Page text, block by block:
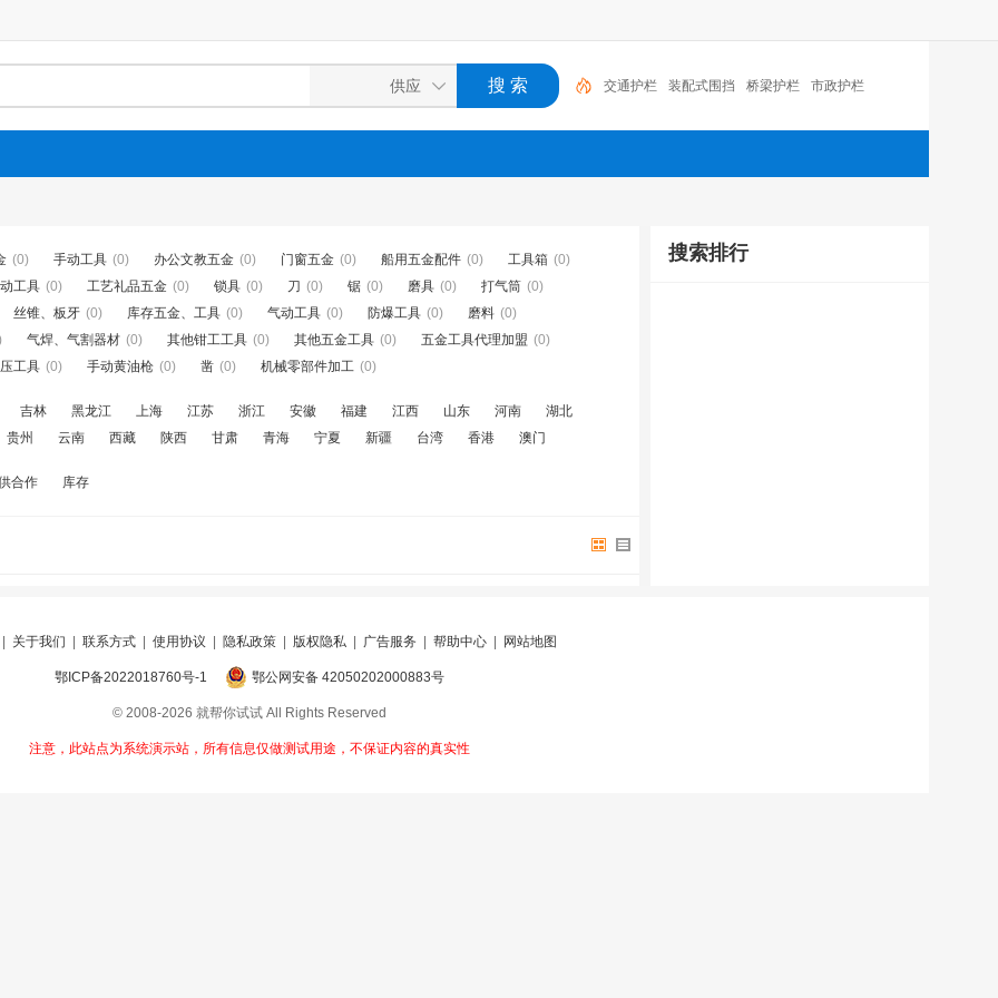
交通护栏 装配式围挡 桥梁护栏 市政护栏
(0) 手动工具 (0) 办公文教五金 (0) 门窗五金 (0) 船用五金配件 (0) 工具箱 (0)
工具 (0) 工艺礼品五金 (0) 锁具 (0) 刀 (0) 锯 (0) 磨具 (0) 打气筒 (0)
丝锥、板牙 (0) 库存五金、工具 (0) 气动工具 (0) 防爆工具 (0) 磨料 (0)
气焊、气割器材 (0) 其他钳工工具 (0) 其他五金工具 (0) 五金工具代理加盟 (0)
工具 (0) 手动黄油枪 (0) 凿 (0) 机械零部件加工 (0)
吉林 黑龙江 上海 江苏 浙江 安徽 福建 江西 山东 河南
湖北
贵州
云南 西藏 陕西 甘肃 青海 宁夏 新疆 台湾 香港 澳门
合作 库存
搜索排行
关于我们 联系方式 使用协议 隐私政策 版权隐私 广告服务 帮助中心 网站地图
鄂ICP备2022018760号-1 鄂公网安备 42050202000883号
© 2008-2026 就帮你试试 All Rights Reserved
注意，此站点为系统演示站，所有信息仅做测试用途，不保证内容的真实性